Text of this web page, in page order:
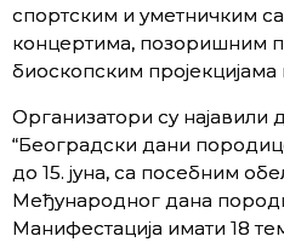
спортским и уметничким
концертима, позоришним
биоскопским
Организатори су најавили
“Београдски дани
до 15. јуна, са посебним
Међународног дана
Манифестација имати 18